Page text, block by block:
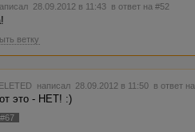
28.09.2012 в 11:43 в ответ на #52
ветку
написал 28.09.2012 в 11:50 в ответ
это - НЕТ! :)
#67